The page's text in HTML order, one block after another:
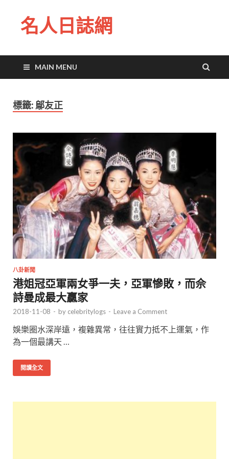
名人日誌網
MAIN MENU
標籤: 鄔友正
八卦新聞
港姐冠亞軍兩女爭一夫，亞軍慘敗，而佘
詩曼成最大贏家
2018-11-08 - by celebritylogs - Leave a Comment
娛樂圈水深岸遠，複雜異常，往往實力抵不上運氣，作
為一個最講天 …
閱讀全文